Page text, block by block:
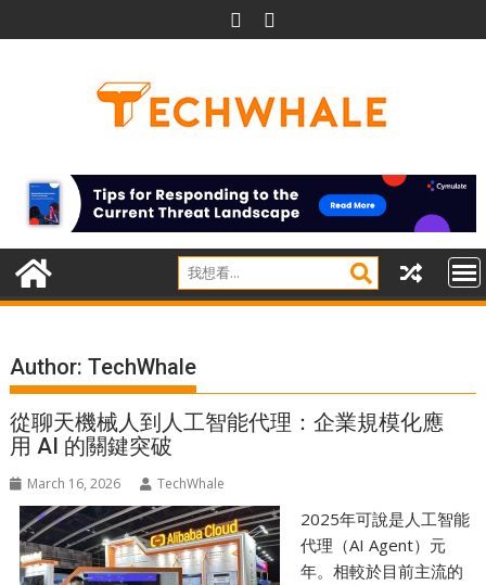
to
Author:TechWhale
從聊天機械人到人工智能代理：企業規模化應
用 AI 的關鍵突破
March 16, 2026 TechWhale
2025年可說是人工智能
代理（AI Agent）元
年。相較於目前主流的